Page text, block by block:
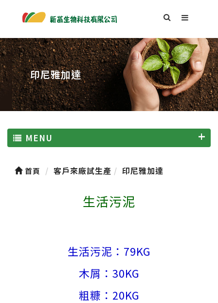
印尼雅加達
MENU
首頁 客戶來廠試生產 印尼雅加達
生活污泥
生活污泥：79KG
木屑：30KG
粗糠：20KG